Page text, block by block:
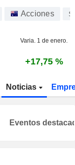
Acciones
Varia. 1 de enero.
+17,75 %
Noticias
Eventos